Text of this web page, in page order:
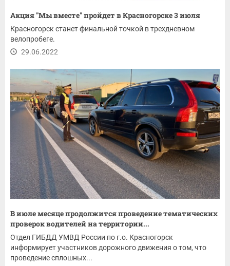
Акция "Мы вместе" пройдет в Красногорске 3 июля
Красногорск станет финальной точкой в трехдневном
велопробеге.
29.06.2022
В июле месяце продолжится проведение тематических
проверок водителей на территории...
Отдел ГИБДД УМВД России по г.о. Красногорск
информирует участников дорожного движения о том, что
проведение сплошных...